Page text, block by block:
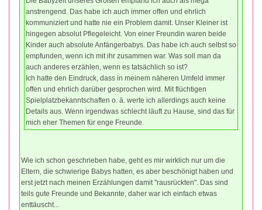
anstrengend. Das habe ich auch immer offen und ehrlich
kommuniziert und hatte nie ein Problem damit. Unser Kleiner ist
hingegen absolut Pflegeleicht. Von einer Freundin waren beide
Kinder auch absolute Anfängerbabys. Das habe ich auch selbst so
empfunden, wenn ich mit ihr zusammen war. Was soll man da
auch anderes erzählen, wenn es tatsächlich so ist?
Ich hatte den Eindruck, dass in meinem näheren Umfeld immer
offen und ehrlich darüber gesprochen wird. Mit flüchtigen
Spielplatzbekanntschaften o. ä. werte ich allerdings auch keine
Details aus. Wenn irgendwas schlecht läuft zu Hause, sind das für
mich eher Themen für enge Freunde.
Wie ich schon geschrieben habe, geht es mir wirklich nur um die
Eltern, die schwierige Babys hatten, es aber beschönigt haben und
erst jetzt nach meinen Erzählungen damit "rausrückten". Das sind
teils gute Freunde und Bekannte, daher war ich einfach etwas
enttäuscht...